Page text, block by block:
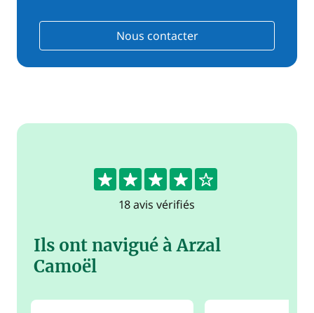
Nous contacter
4.1
18 avis vérifiés
Ils ont navigué à Arzal
Camoël